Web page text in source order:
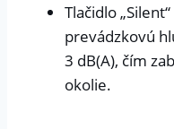
Tlačidlo
prevádzkovú
3 dB(A), čím
okolie.